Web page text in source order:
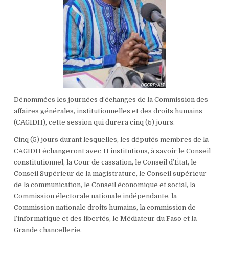
Dénommées les journées d’échanges de la Commission des
affaires générales, institutionnelles et des droits humains
(CAGIDH), cette session qui durera cinq (5) jours.
Cinq (5) jours durant lesquelles, les députés membres de la
CAGIDH échangeront avec 11 institutions, à savoir le Conseil
constitutionnel, la Cour de cassation, le Conseil d’État, le
Conseil Supérieur de la magistrature, le Conseil supérieur
de la communication, le Conseil économique et social, la
Commission électorale nationale indépendante, la
Commission nationale droits humains, la commission de
l’informatique et des libertés, le Médiateur du Faso et la
Grande chancellerie.